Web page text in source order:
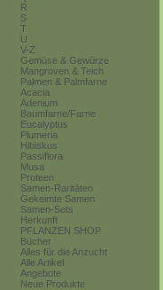
R
S
T
U
V-Z
Gemüse & Gewürze
Mangroven & Teich
Palmen & Palmfarne
Acacia
Adenium
Baumfarne/Farne
Eucalyptus
Plumeria
Hibiskus
Passiflora
Musa
Proteen
Samen-Raritäten
Gekeimte Samen
Samen-Sets
Herkunft
PFLANZEN SHOP
Bücher
Alles für die Anzucht
Alle Artikel
Angebote
Neue Produkte